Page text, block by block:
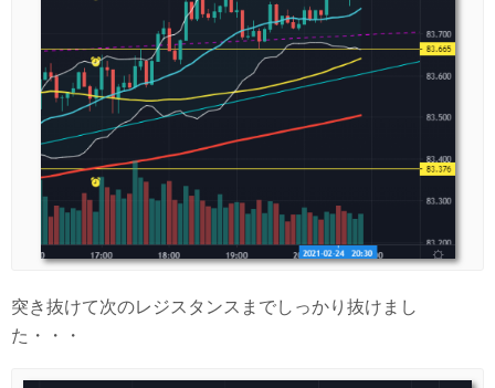
突き抜けて次のレジスタンスまでしっかり抜けまし
た・・・